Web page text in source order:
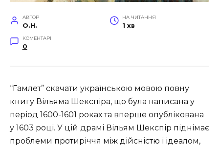
АВТОР
O.H.
НА ЧИТАННЯ
1 хв
КОМЕНТАРІ
0
“Гамлет” скачати українською мовою повну
книгу Вільяма Шекспіра, що була написана у
період 1600-1601 роках та вперше опублікована
у 1603 році. У цій драмі Вільям Шекспір піднімає
проблеми протиріччя між дійсністю і ідеалом,